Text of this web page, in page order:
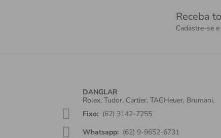
Receba
Cadastre-se
DANGLAR
Rolex, Tudor, Cartier, TAGHeuer, Brumani.
Fixo: (62) 3142-7255
Whatsapp: (62) 9-9652-6731